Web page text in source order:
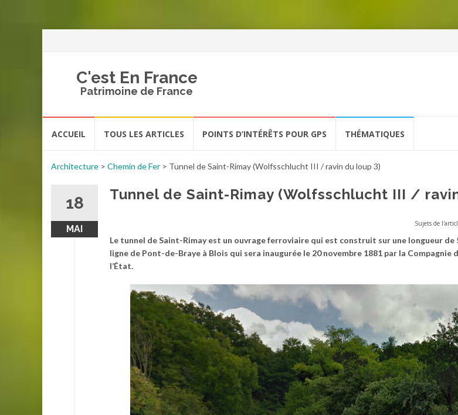
C'est En France
Patrimoine de France
ACCUEIL TOUS LES ARTICLES POINTS D’INTÉRÊTS POUR GPS THÉMATIQUES
Architecture > Chemin de Fer > Tunnel de Saint-Rimay (Wolfsschlucht III / ravin du loup 3)
18
MAI
Tunnel de Saint-Rimay (Wolfsschlucht III /
Sujets de
Le tunnel de Saint-Rimay est un ouvrage ferroviaire qui est construit sur une longueur de
ligne de Pont-de-Braye à Blois qui sera inaugurée le 20 novembre 1881 par la Compagnie
l’État.